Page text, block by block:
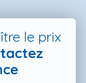
le prix